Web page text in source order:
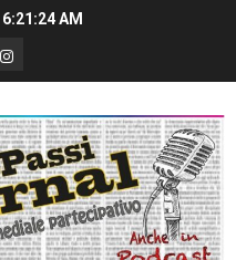
6:21:24 AM